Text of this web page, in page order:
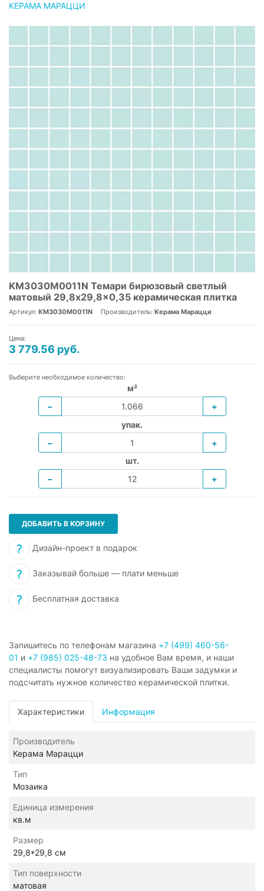
КЕРАМА МАРАЦЦИ
KM3030M0011N Темари бирюзовый светлый
матовый 29,8x29,8x0,35 керамическая плитка
Артикул: KM3030M0011N Производитель: Керама Марацци
Цена:
3 779.56 руб.
Выберите необходимое количество:
м²
−
+
упак.
−
+
шт.
−
+
ДОБАВИТЬ В КОРЗИНУ
Дизайн-проект в подарок
Заказывай больше — плати меньше
Бесплатная доставка
Запишитесь по телефонам магазина +7 (499) 460-56-
01 и +7 (985) 025-48-73 на удобное Вам время, и наши
специалисты помогут визуализировать Ваши задумки и
подсчитать нужное количество керамической плитки.
Характеристики Информация
Производитель
Керама Марацци
Тип
Мозаика
Единица измерения
кв.м
Размер
29,8*29,8 см
Тип поверхности
матовая